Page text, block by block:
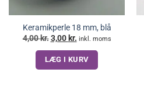
Keramikperle 18 mm, blå
4,00kr. Den
oprindelige
pris
var:
4,00 kr..
3,00 kr.Den
aktuelle
pris
er:
3,00 kr..
inkl. moms
LÆG I KURV